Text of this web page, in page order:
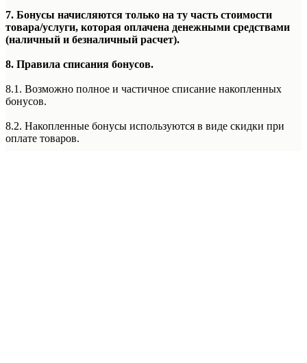
7. Бонусы начисляются только на ту часть стоимости
товара/услуги, которая оплачена денежными средствами
(наличный и безналичный расчет).
8. Правила списания бонусов.
8.1. Возможно полное и частичное списание накопленных
бонусов.
8.2. Накопленные бонусы используются в виде скидки при
оплате товаров.